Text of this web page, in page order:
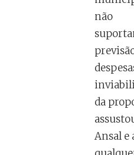
não
da
Ansal e